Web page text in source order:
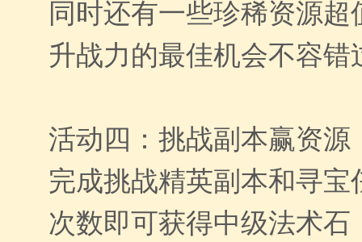
同时还有一些珍稀资源
升战力的最佳机会不容错
活动四：挑战副本赢资源
完成挑战精英副本和寻
次数即可获得中级法术